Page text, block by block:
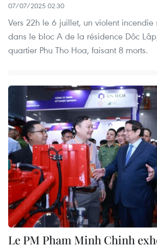
07/07/2025 02:30
Vers 22h le 6 juillet, un violent incendie
dans le bloc A de la résidence Dôc
quartier Phu Tho Hoa, faisant 8 morts.
Le PM Pham Minh Chinh